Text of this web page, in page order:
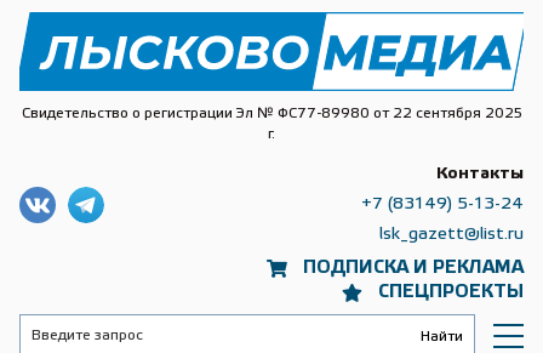
Свидетельство о регистрации Эл № ФС77-89980 от 22 сентября 2025
г.
ПОДПИСКА И РЕКЛАМА
СПЕЦПРОЕКТЫ
Контакты
+7 (83149) 5-13-24
lsk_gazett@list.ru